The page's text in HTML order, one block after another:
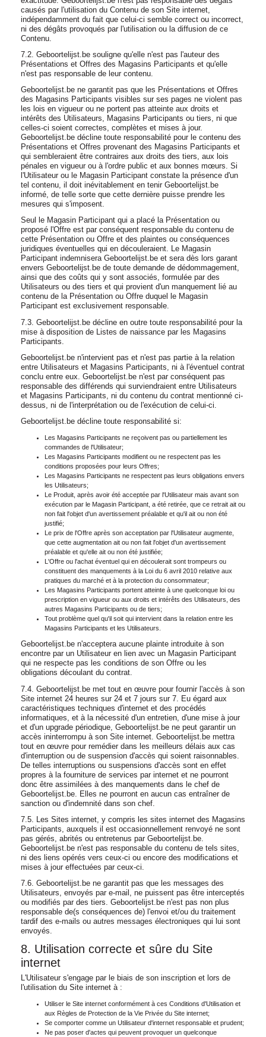
causés par l'utilisation du Contenu de son Site internet,
indépendamment du fait que celui-ci semble correct ou incorrect,
ni des dégâts provoqués par l'utilisation ou la diffusion de ce
Contenu.
7.2. Geboortelijst.be souligne qu'elle n'est pas l'auteur des
Présentations et Offres des Magasins Participants et qu'elle
n'est pas responsable de leur contenu.
Geboortelijst.be ne garantit pas que les Présentations et Offres
des Magasins Participants visibles sur ses pages ne violent pas
les lois en vigueur ou ne portent pas atteinte aux droits et
intérêts des Utilisateurs, Magasins Participants ou tiers, ni que
celles-ci soient correctes, complètes et mises à jour.
Geboortelijst.be décline toute responsabilité pour le contenu des
Présentations et Offres provenant des Magasins Participants et
qui sembleraient être contraires aux droits des tiers, aux lois
pénales en vigueur ou à l'ordre public et aux bonnes mœurs. Si
l'Utilisateur ou le Magasin Participant constate la présence d'un
tel contenu, il doit inévitablement en tenir Geboortelijst.be
informé, de telle sorte que cette dernière puisse prendre les
mesures qui s'imposent.
Seul le Magasin Participant qui a placé la Présentation ou
proposé l'Offre est par conséquent responsable du contenu de
cette Présentation ou Offre et des plaintes ou conséquences
juridiques éventuelles qui en découleraient. Le Magasin
Participant indemnisera Geboortelijst.be et sera dès lors garant
envers Geboortelijst.be de toute demande de dédommagement,
ainsi que des coûts qui y sont associés, formulée par des
Utilisateurs ou des tiers et qui provient d'un manquement lié au
contenu de la Présentation ou Offre duquel le Magasin
Participant est exclusivement responsable.
7.3. Geboortelijst.be décline en outre toute responsabilité pour la
mise à disposition de Listes de naissance par les Magasins
Participants.
Geboortelijst.be n'intervient pas et n'est pas partie à la relation
entre Utilisateurs et Magasins Participants, ni à l'éventuel contrat
conclu entre eux. Geboortelijst.be n'est par conséquent pas
responsable des différends qui surviendraient entre Utilisateurs
et Magasins Participants, ni du contenu du contrat mentionné ci-
dessus, ni de l'interprétation ou de l'exécution de celui-ci.
Geboortelijst.be décline toute responsabilité si:
Les Magasins Participants ne reçoivent pas ou partiellement les
commandes de l'Utilisateur;
Les Magasins Participants modifient ou ne respectent pas les
conditions proposées pour leurs Offres;
Les Magasins Participants ne respectent pas leurs obligations envers
les Utilisateurs;
Le Produit, après avoir été acceptée par l'Utilisateur mais avant son
exécution par le Magasin Participant, a été retirée, que ce retrait ait ou
non fait l'objet d'un avertissement préalable et qu'il ait ou non été
justifié;
Le prix de l'Offre après son acceptation par l'Utilisateur augmente,
que cette augmentation ait ou non fait l'objet d'un avertissement
préalable et qu'elle ait ou non été justifiée;
L'Offre ou l'achat éventuel qui en découlerait sont trompeurs ou
constituent des manquements à la Loi du 6 avril 2010 relative aux
pratiques du marché et à la protection du consommateur;
Les Magasins Participants portent atteinte à une quelconque loi ou
prescription en vigueur ou aux droits et intérêts des Utilisateurs, des
autres Magasins Participants ou de tiers;
Tout problème quel qu'il soit qui intervient dans la relation entre les
Magasins Participants et les Utilisateurs.
Geboortelijst.be n'acceptera aucune plainte introduite à son
encontre par un Utilisateur en lien avec un Magasin Participant
qui ne respecte pas les conditions de son Offre ou les
obligations découlant du contrat.
7.4. Geboortelijst.be met tout en œuvre pour fournir l'accès à son
Site internet 24 heures sur 24 et 7 jours sur 7. Eu égard aux
caractéristiques techniques d'internet et des procédés
informatiques, et à la nécessité d'un entretien, d'une mise à jour
et d'un upgrade périodique, Geboortelijst.be ne peut garantir un
accès ininterrompu à son Site internet. Geboortelijst.be mettra
tout en œuvre pour remédier dans les meilleurs délais aux cas
d'interruption ou de suspension d'accès qui soient raisonnables.
De telles interruptions ou suspensions d'accès sont en effet
propres à la fourniture de services par internet et ne pourront
donc être assimilées à des manquements dans le chef de
Geboortelijst.be. Elles ne pourront en aucun cas entraîner de
sanction ou d'indemnité dans son chef.
7.5. Les Sites internet, y compris les sites internet des Magasins
Participants, auxquels il est occasionnellement renvoyé ne sont
pas gérés, abrités ou entretenus par Geboortelijst.be.
Geboortelijst.be n'est pas responsable du contenu de tels sites,
ni des liens opérés vers ceux-ci ou encore des modifications et
mises à jour effectuées par ceux-ci.
7.6. Geboortelijst.be ne garantit pas que les messages des
Utilisateurs, envoyés par e-mail, ne puissent pas être interceptés
ou modifiés par des tiers. Geboortelijst.be n'est pas non plus
responsable de(s conséquences de) l'envoi et/ou du traitement
tardif des e-mails ou autres messages électroniques qui lui sont
envoyés.
8. Utilisation correcte et sûre du Site
internet
L'Utilisateur s'engage par le biais de son inscription et lors de
l'utilisation du Site internet à :
Utiliser le Site internet conformément à ces Conditions d'Utilisation et
aux Règles de Protection de la Vie Privée du Site internet;
Se comporter comme un Utilisateur d'internet responsable et prudent;
Ne pas poser d'actes qui peuvent provoquer un quelconque